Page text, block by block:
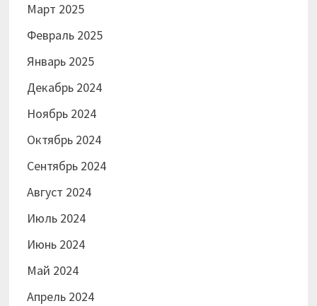
Март 2025
Февраль 2025
Январь 2025
Декабрь 2024
Ноябрь 2024
Октябрь 2024
Сентябрь 2024
Август 2024
Июль 2024
Июнь 2024
Май 2024
Апрель 2024